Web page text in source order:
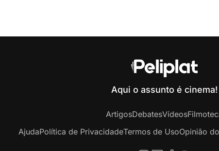
Aqui o assunto é cinema!
ArtigosDebatesVídeos
AjudaPolítica de PrivacidadeTermos de UsoOpinião